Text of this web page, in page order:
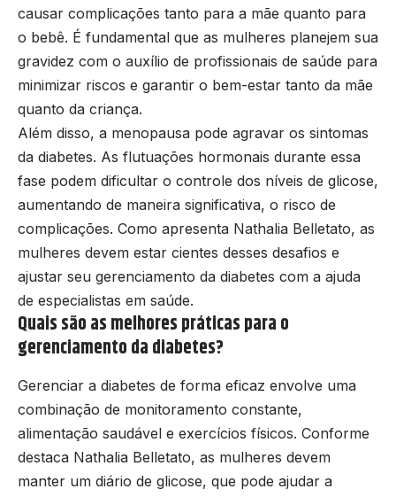
causar complicações tanto para a mãe quanto para
o bebê. É fundamental que as mulheres planejem sua
gravidez com o auxílio de profissionais de saúde para
minimizar riscos e garantir o bem-estar tanto da mãe
quanto da criança.
Além disso, a menopausa pode agravar os sintomas
da diabetes. As flutuações hormonais durante essa
fase podem dificultar o controle dos níveis de glicose,
aumentando de maneira significativa, o risco de
complicações. Como apresenta Nathalia Belletato, as
mulheres devem estar cientes desses desafios e
ajustar seu gerenciamento da diabetes com a ajuda
de especialistas em saúde.
Quais são as melhores práticas para o
gerenciamento da diabetes?
Gerenciar a diabetes de forma eficaz envolve uma
combinação de monitoramento constante,
alimentação saudável e exercícios físicos. Conforme
destaca Nathalia Belletato, as mulheres devem
manter um diário de glicose, que pode ajudar a